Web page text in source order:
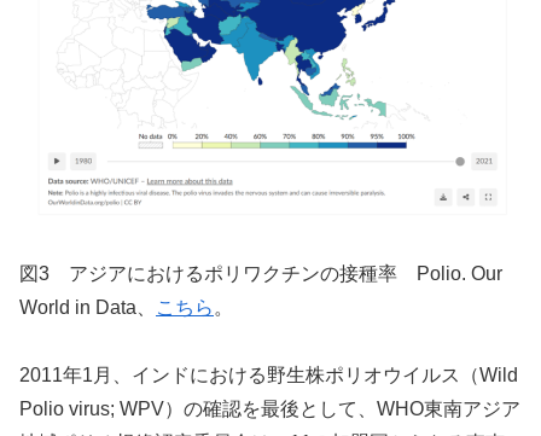
図3 アジアにおけるポリワクチンの接種率 Polio. Our
World in Data、
こちら 。
2011年1月、インドにおける野生株ポリオウイルス（Wild
Polio virus; WPV）の確認を最後として、WHO東南アジア